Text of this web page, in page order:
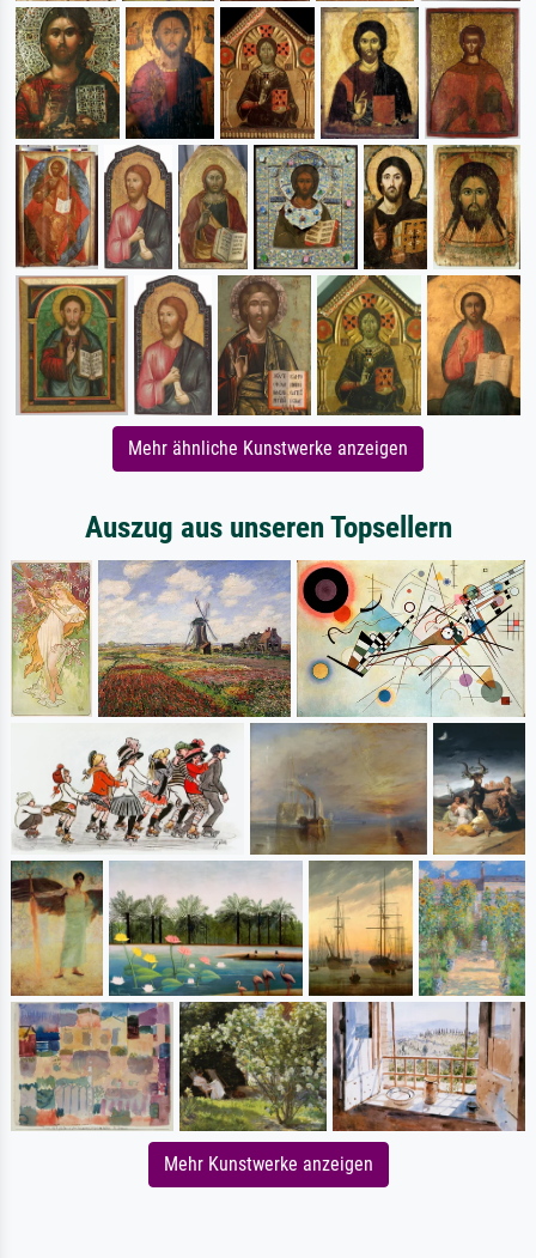
Mehr ähnliche Kunstwerke anzeigen
Auszug aus unseren Topsellern
Mehr Kunstwerke anzeigen